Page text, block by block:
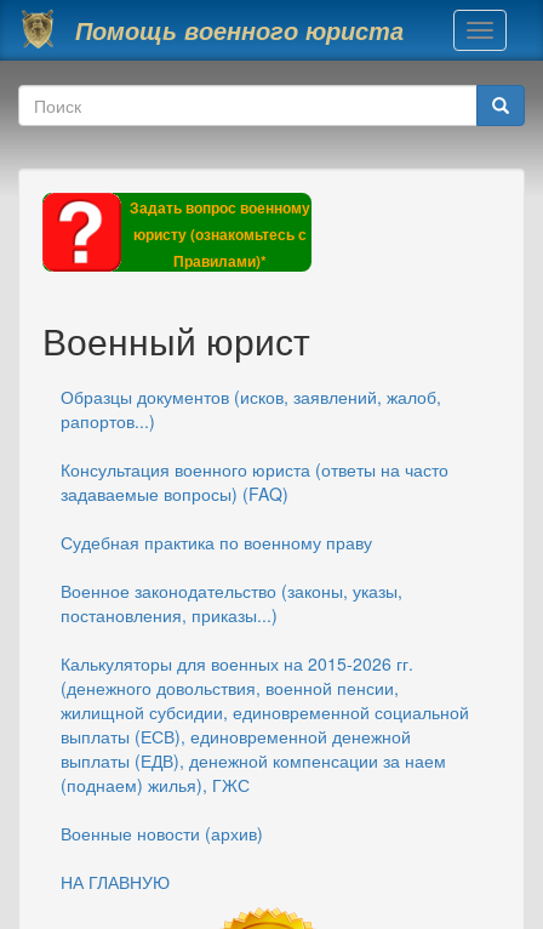
Перейти к основному содержанию
Помощь военного юриста
Toggle
Форма поиска
Поиск
Задать вопрос военному
юристу (ознакомьтесь с
Правилами)*
Военный юрист
Образцы документов (исков, заявлений, жалоб,
рапортов...)
Консультация военного юриста (ответы на часто
задаваемые вопросы) (FAQ)
Судебная практика по военному праву
Военное законодательство (законы, указы,
постановления, приказы...)
Калькуляторы для военных на 2015-2026 гг.
(денежного довольствия, военной пенсии,
жилищной субсидии, единовременной социальной
выплаты (ЕСВ), единовременной денежной
выплаты (ЕДВ), денежной компенсации за наем
(поднаем) жилья), ГЖС
Военные новости (архив)
НА ГЛАВНУЮ